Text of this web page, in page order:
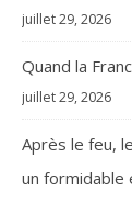
juillet 29, 2026
Quand la
juillet 29, 2026
Après le feu,
un formidable